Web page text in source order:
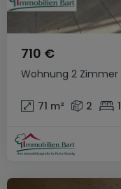
Wohnung 2 Zimmer
710 €
71 m² 2 1